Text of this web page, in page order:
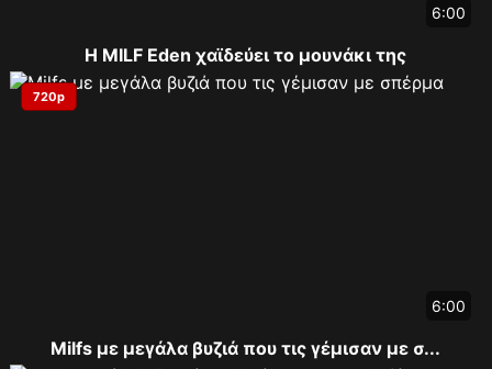
6:00
Η MILF Eden χαϊδεύει το μουνάκι της
720p
6:00
Milfs με μεγάλα βυζιά που τις γέμισαν με σ...